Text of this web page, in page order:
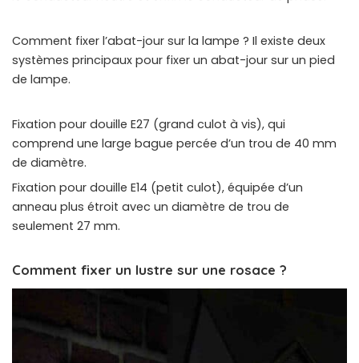
Comment fixer l’abat-jour sur la lampe ? Il existe deux
systèmes principaux pour fixer un abat-jour sur un pied
de lampe.
Fixation pour douille E27 (grand culot à vis), qui
comprend une large bague percée d’un trou de 40 mm
de diamètre.
Fixation pour douille E14 (petit culot), équipée d’un
anneau plus étroit avec un diamètre de trou de
seulement 27 mm.
Comment fixer un lustre sur une rosace ?